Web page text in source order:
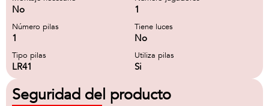
No 1
Número pilas
1
Tiene luces
No
Tipo pilas
LR41
Utiliza pilas
Si
Seguridad del producto